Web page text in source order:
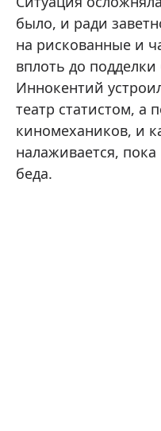
было, и ради
на рискованные и
вплоть до
Иннокентий
театр статистом, а
киномехаников, и
налаживается,
беда.